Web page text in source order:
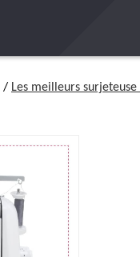
/ Les meilleurs surjeteuse